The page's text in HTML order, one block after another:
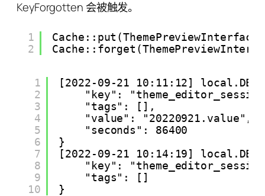
KeyForgotten 会被触发。
1
2
1
2
3
4
5
6
7
8
9
10
[2022-09-21 10:11:12]
"key":
"tags": [],
"value": "20220921.value",
"seconds": 86400
}
[2022-09-21 10:14:19]
"key":
"tags": []
}